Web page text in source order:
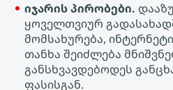
იჯარის პირობები.
ყოველთვიურ
მომსახურება,
თანხა შეიძლება
განსხვავდებოდეს
ფასისგან.